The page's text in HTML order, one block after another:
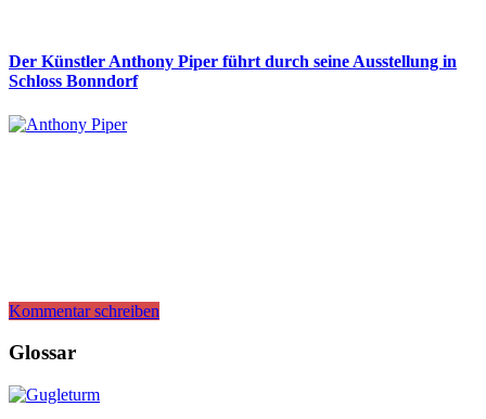
Der Künstler Anthony Piper führt durch seine Ausstellung in
Schloss Bonndorf
Kommentar schreiben
Glossar